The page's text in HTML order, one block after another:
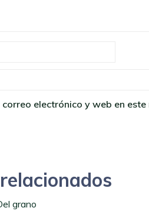
correo electrónico y web en